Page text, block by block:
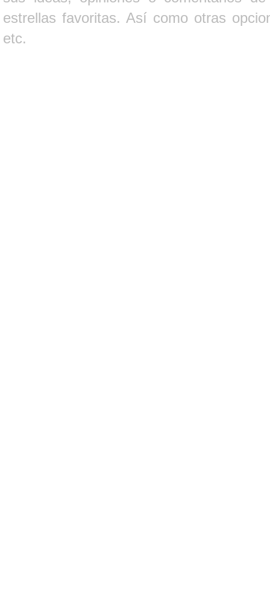
estrellas favoritas. Así como otras
etc.